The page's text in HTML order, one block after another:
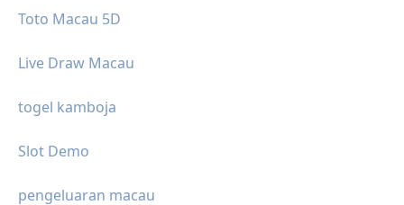
Toto Macau 5D
Live Draw Macau
togel kamboja
Slot Demo
pengeluaran macau